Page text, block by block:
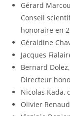
Gérard
Conseil
honoraire en
Géraldine
Jacques
Bernard
Directeur
Nicolas Kada,
Olivier